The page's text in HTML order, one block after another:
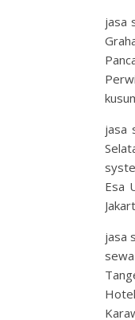
jasa
jasa
Esa
jasa